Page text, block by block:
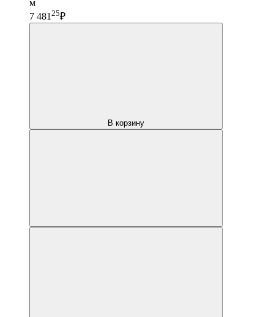
м
7 481 25₽
В корзину